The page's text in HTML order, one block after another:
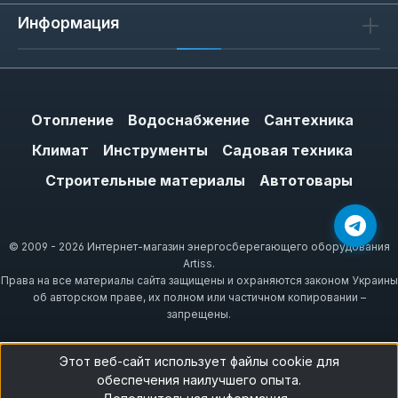
Информация
Отопление Водоснабжение
Сантехника
Климат
Инструменты
Садовая техника
Строительные материалы
Автотовары
© 2009 - 2026 Интернет-магазин энергосберегающего оборудования
Artiss.
Права на все материалы сайта защищены и охраняются законом Украины
об авторском праве, их полном или частичном копировании –
запрещены.
Этот веб-сайт использует файлы cookie для
обеспечения наилучшего опыта.